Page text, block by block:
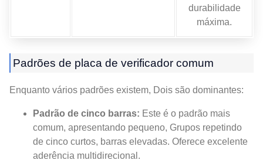
durabilidade
máxima.
Padrões de placa de verificador comum
Enquanto vários padrões existem, Dois são dominantes:
Padrão de cinco barras: Este é o padrão mais
comum, apresentando pequeno, Grupos repetindo
de cinco curtos, barras elevadas. Oferece excelente
aderência multidirecional.